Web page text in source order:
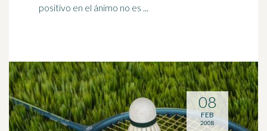
positivo en el ánimo no es ...
08
FEB
2008